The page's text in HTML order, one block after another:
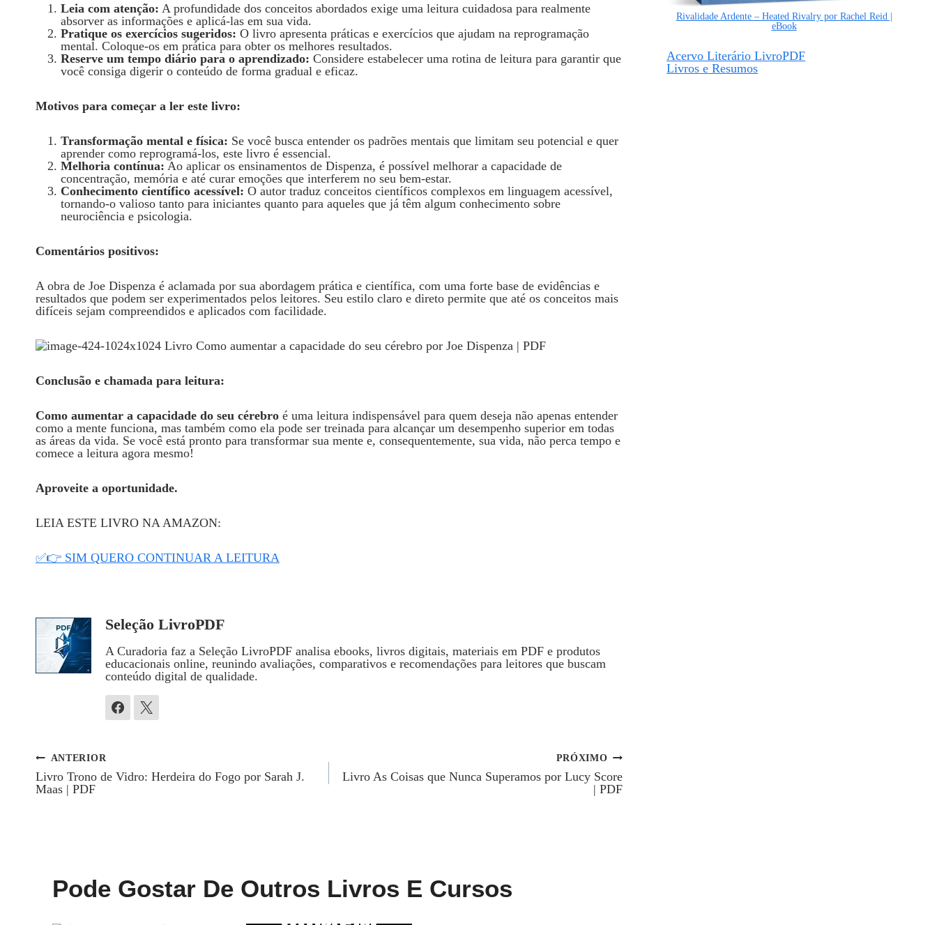
Leia com atenção: A profundidade dos conceitos abordados exige uma leitura cuidadosa para realmente
absorver as informações e aplicá-las em sua vida.
Pratique os exercícios sugeridos: O livro apresenta práticas e exercícios que ajudam na reprogramação
mental. Coloque-os em prática para obter os melhores resultados.
Reserve um tempo diário para o aprendizado: Considere estabelecer uma rotina de leitura para garantir que
você consiga digerir o conteúdo de forma gradual e eficaz.
Motivos para começar a ler este livro:
Transformação mental e física: Se você busca entender os padrões mentais que limitam seu potencial e quer
aprender como reprogramá-los, este livro é essencial.
Melhoria contínua: Ao aplicar os ensinamentos de Dispenza, é possível melhorar a capacidade de
concentração, memória e até curar emoções que interferem no seu bem-estar.
Conhecimento científico acessível: O autor traduz conceitos científicos complexos em linguagem acessível,
tornando-o valioso tanto para iniciantes quanto para aqueles que já têm algum conhecimento sobre
neurociência e psicologia.
Comentários positivos:
A obra de Joe Dispenza é aclamada por sua abordagem prática e científica, com uma forte base de evidências e
resultados que podem ser experimentados pelos leitores. Seu estilo claro e direto permite que até os conceitos mais
difíceis sejam compreendidos e aplicados com facilidade.
Conclusão e chamada para leitura:
Como aumentar a capacidade do seu cérebro é uma leitura indispensável para quem deseja não apenas entender
como a mente funciona, mas também como ela pode ser treinada para alcançar um desempenho superior em todas
as áreas da vida. Se você está pronto para transformar sua mente e, consequentemente, sua vida, não perca tempo e
comece a leitura agora mesmo!
Aproveite a oportunidade.
LEIA ESTE LIVRO NA AMAZON:
✅👉 SIM QUERO CONTINUAR A LEITURA
Seleção LivroPDF
A Curadoria faz a Seleção LivroPDF analisa ebooks, livros digitais, materiais em PDF e produtos
educacionais online, reunindo avaliações, comparativos e recomendações para leitores que buscam
conteúdo digital de qualidade.
Navegação
ANTERIOR
Livro Trono de Vidro: Herdeira do Fogo por Sarah J.
Maas | PDF
PRÓXIMO
Livro As Coisas que Nunca Superamos por Lucy Score
| PDF
Pode Gostar De Outros Livros E Cursos
Rivalidade Ardente – Heated Rivalry por Rachel Reid |
eBook
Acervo Literário LivroPDF
Livros e Resumos